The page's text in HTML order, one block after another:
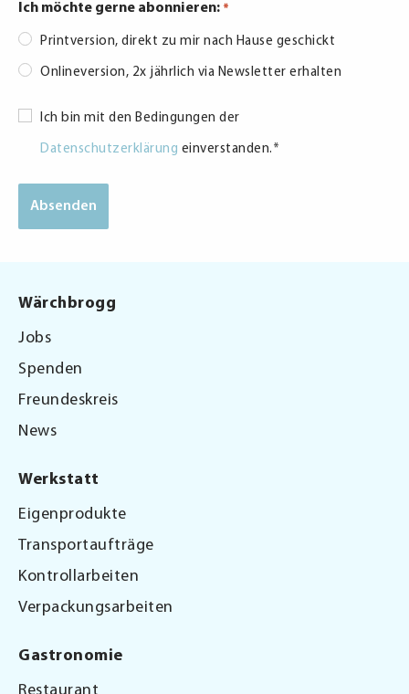
Ich möchte gerne abonnieren: *
Printversion, direkt zu mir nach Hause geschickt
Onlineversion, 2x jährlich via Newsletter erhalten
Consent
Ich bin mit den Bedingungen der
Datenschutzerklärung einverstanden. *
Wärchbrogg
Jobs
Spenden
Freundeskreis
News
Werkstatt
Eigenprodukte
Transportaufträge
Kontrollarbeiten
Verpackungsarbeiten
Gastronomie